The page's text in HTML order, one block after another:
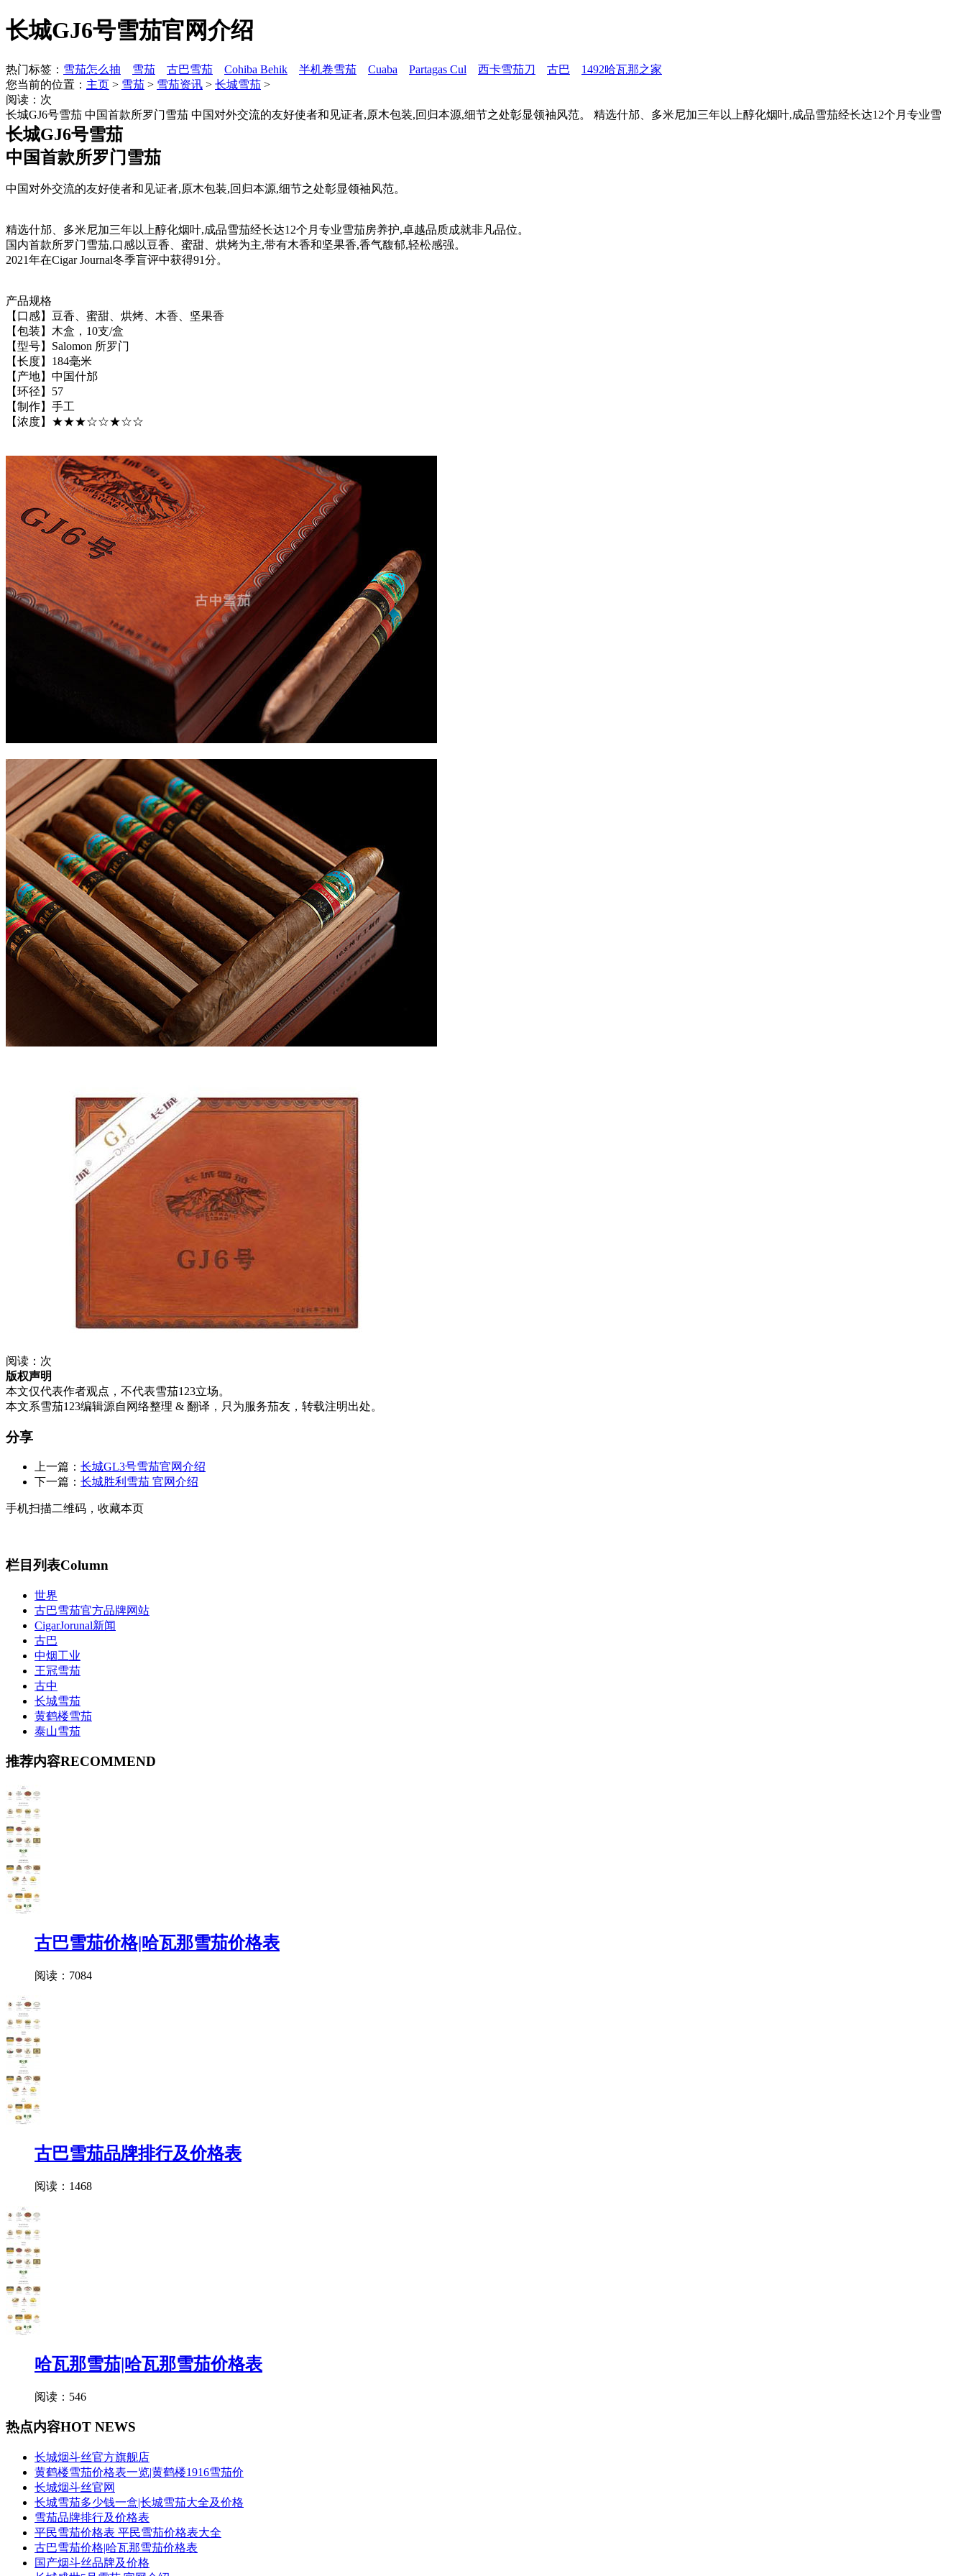
长城GJ6号雪茄官网介绍
热门标签： 雪茄怎么抽 雪茄 古巴雪茄 Cohiba Behik 半机卷雪茄 Cuaba Partagas Cul 西卡雪茄刀 古巴
1492哈瓦那之家
您当前的位置： 主页 > 雪茄 > 雪茄资讯 > 长城雪茄 >
阅读： 次
长城GJ6号雪茄 中国首款所罗门雪茄 中国对外交流的友好使者和见证者,原木包装,回归本源,细节之处彰显领袖风范。 精选什邡、多米尼加三年以上醇化烟叶,成品雪茄经长达12个月专业雪
长城GJ6号雪茄
中国首款所罗门雪茄
中国对外交流的友好使者和见证者,原木包装,回归本源,细节之处彰显领袖风范。
精选什邡、多米尼加三年以上醇化烟叶,成品雪茄经长达12个月专业雪茄房养护,卓越品质成就非凡品位。
国内首款所罗门雪茄,口感以豆香、蜜甜、烘烤为主,带有木香和坚果香,香气馥郁,轻松感强。
2021年在Cigar Journal冬季盲评中获得91分。
产品规格
【口感】豆香、蜜甜、烘烤、木香、坚果香
【包装】木盒，10支/盒
【型号】Salomon 所罗门
【长度】184毫米
【产地】中国什邡
【环径】57
【制作】手工
【浓度】★★★☆☆★☆☆
阅读： 次
版权声明
本文仅代表作者观点，不代表雪茄123立场。
本文系雪茄123编辑源自网络整理 & 翻译，只为服务茄友，转载注明出处。
分享
上一篇： 长城GL3号雪茄官网介绍
下一篇： 长城胜利雪茄 官网介绍
手机扫描二维码，收藏本页
栏目列表Column
世界
古巴雪茄官方品牌网站
CigarJorunal新闻
古巴
中烟工业
王冠雪茄
古中
长城雪茄
黄鹤楼雪茄
泰山雪茄
推荐内容RECOMMEND
古巴雪茄价格|哈瓦那雪茄价格表
阅读：7084
古巴雪茄品牌排行及价格表
阅读：1468
哈瓦那雪茄|哈瓦那雪茄价格表
阅读：546
热点内容HOT NEWS
长城烟斗丝官方旗舰店
黄鹤楼雪茄价格表一览|黄鹤楼1916雪茄价
长城烟斗丝官网
长城雪茄多少钱一盒|长城雪茄大全及价格
雪茄品牌排行及价格表
平民雪茄价格表 平民雪茄价格表大全
古巴雪茄价格|哈瓦那雪茄价格表
国产烟斗丝品牌及价格